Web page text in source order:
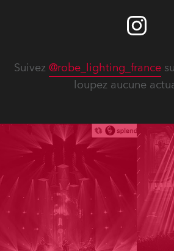
Suivez @robe_lighting_france
loupez aucune